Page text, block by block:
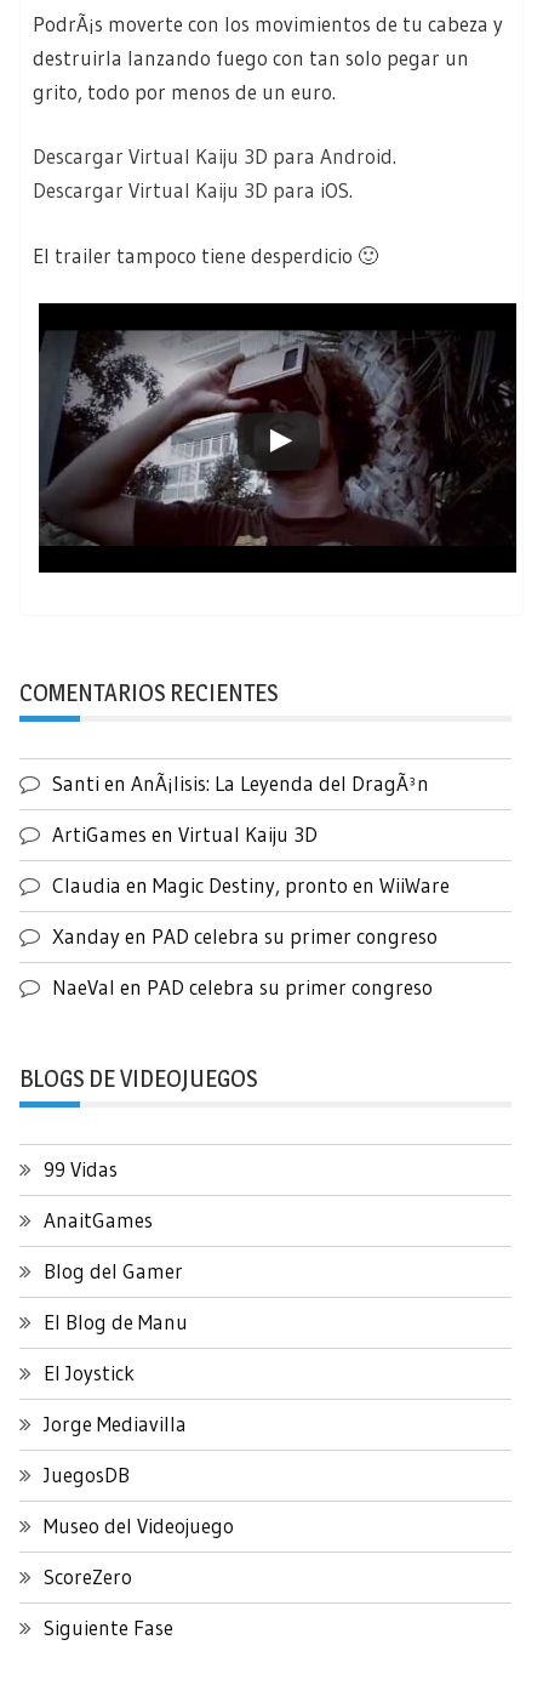
PodrÃ¡s moverte con los movimientos de tu cabeza y
destruirla lanzando fuego con tan solo pegar un
grito, todo por menos de un euro.
Descargar Virtual Kaiju 3D para Android.
Descargar Virtual Kaiju 3D para iOS.
El trailer tampoco tiene desperdicio 🙂
COMENTARIOS RECIENTES
Santi en AnÃ¡lisis: La Leyenda del DragÃ³n
ArtiGames en Virtual Kaiju 3D
Claudia en Magic Destiny, pronto en WiiWare
Xandayen PAD celebra su primer congreso
NaeVal en PAD celebra su primer congreso
BLOGS DE VIDEOJUEGOS
99 Vidas
AnaitGames
Blog del Gamer
El Blog de Manu
El Joystick
Jorge Mediavilla
JuegosDB
Museo del Videojuego
ScoreZero
Siguiente Fase